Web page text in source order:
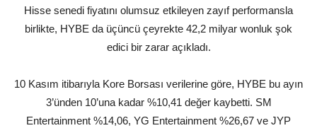
Hisse senedi fiyatını olumsuz etkileyen zayıf performansla
birlikte, HYBE da üçüncü çeyrekte 42,2 milyar wonluk şok
edici bir zarar açıkladı.
10 Kasım itibarıyla Kore Borsası verilerine göre, HYBE bu ayın
3’ünden 10’una kadar %10,41 değer kaybetti. SM
Entertainment %14,06, YG Entertainment %26,67 ve JYP